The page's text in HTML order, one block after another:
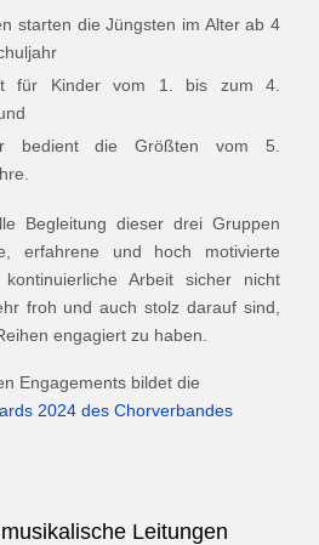
starten die Jüngsten im Alter ab 4
für Kinder vom 1. bis zum 4.
bedient die Größten vom 5.
Begleitung dieser drei Gruppen
erfahrene und hoch motivierte
Arbeit sicher nicht
froh und auch stolz darauf sind,
engagiert zu haben.
Engagements bildet die
2024 des Chorverbandes
Leitungen